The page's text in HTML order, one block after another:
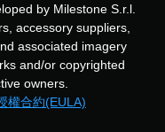
by Milestone S.r.l.
accessory suppliers,
associated imagery
and/or copyrighted
owners.
權合約(EULA)